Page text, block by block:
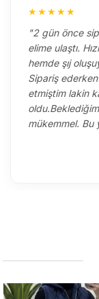
★★★★★
"2 gün önce sipraiş
elime ulaştı.
hemde şıj oluşuyla görünce iyiki sipariş
Sipariş
etmiştim lakin
mükemmel. Bu